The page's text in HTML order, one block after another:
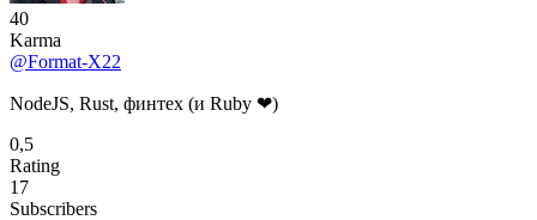
40
Karma
@Format-X22
NodeJS, Rust, финтех (и Ruby ❤)
0,5
Rating
17
Subscribers